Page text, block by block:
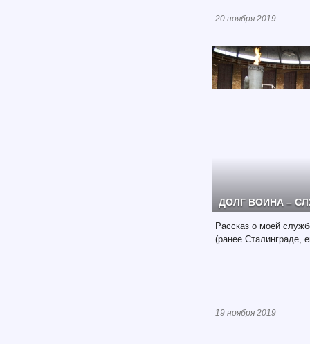
20 ноября 2019
ДОЛГ ВОИНА –
Рассказ о моей
(ранее Сталинграде,
19 ноября 2019